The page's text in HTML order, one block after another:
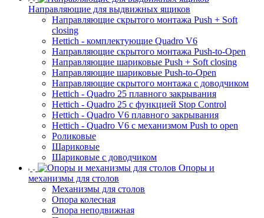
Направляющие для выдвижных ящиков
Направляющие скрытого монтажа Push + Soft
closing
Hettich - комплектующие Quadro V6
Направляющие скрытого монтажа Push-to-Open
Направляющие шариковые Push + Soft closing
Направляющие шариковые Push-to-Open
Направляющие скрытого монтажа с доводчиком
Hettich - Quadro 25 плавного закрывания
Hettich - Quadro 25 с функцией Stop Control
Hettich - Quadro V6 плавного закрывания
Hettich - Quadro V6 с механизмом Push to open
Роликовые
Шариковые
Шариковые с доводчиком
Опоры и
механизмы для столов
Механизмы для столов
Опора колесная
Опора неподвижная